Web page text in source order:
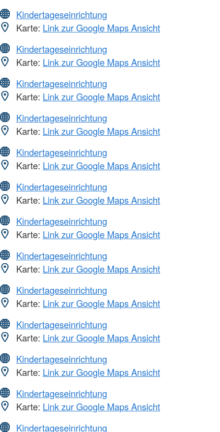
Kindertageseinrichtung
Karte: Link zur Google Maps Ansicht
Kindertageseinrichtung
Karte: Link zur Google Maps Ansicht
Kindertageseinrichtung
Karte: Link zur Google Maps Ansicht
Kindertageseinrichtung
Karte: Link zur Google Maps Ansicht
Kindertageseinrichtung
Karte: Link zur Google Maps Ansicht
Kindertageseinrichtung
Karte: Link zur Google Maps Ansicht
Kindertageseinrichtung
Karte: Link zur Google Maps Ansicht
Kindertageseinrichtung
Karte: Link zur Google Maps Ansicht
Kindertageseinrichtung
Karte: Link zur Google Maps Ansicht
Kindertageseinrichtung
Karte: Link zur Google Maps Ansicht
Kindertageseinrichtung
Karte: Link zur Google Maps Ansicht
Kindertageseinrichtung
Karte: Link zur Google Maps Ansicht
Kindertageseinrichtung